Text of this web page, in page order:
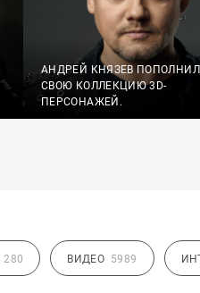
АНДРЕЙ КНЯЗЕВ ПОПОЛНИЛ
СВОЮ КОЛЛЕКЦИЮ 3D-
ПЕРСОНАЖЕЙ.
280 ВИДЕО 5989